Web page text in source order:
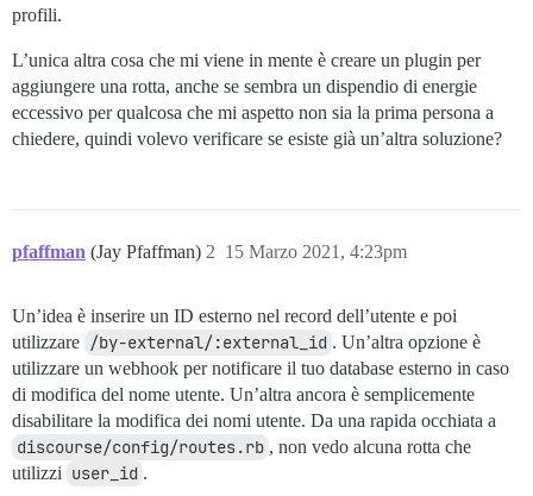
profili.
L’unica altra cosa che mi viene in mente è creare un plugin per
aggiungere una rotta, anche se sembra un dispendio di energie
eccessivo per qualcosa che mi aspetto non sia la prima persona a
chiedere, quindi volevo verificare se esiste già un’altra soluzione?
pfaffman (Jay Pfaffman) 15 Marzo 2021, 4:23pm
2
Un’idea è inserire un ID esterno nel record dell’utente e poi
utilizzare /by-external/:external_id . Un’altra opzione è
utilizzare un webhook per notificare il tuo database esterno in caso
di modifica del nome utente. Un’altra ancora è semplicemente
disabilitare la modifica dei nomi utente. Da una rapida occhiata a
discourse/config/routes.rb , non vedo alcuna rotta che
utilizzi user_id .